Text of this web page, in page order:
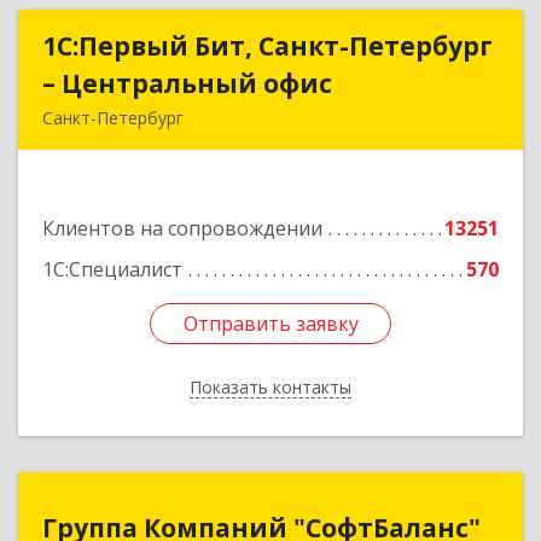
1С:Первый Бит, Санкт-Петербург
– Центральный офис
Санкт-Петербург
Клиентов на сопровождении
13251
1С:Специалист
570
Отправить заявку
Показать контакты
1С:Первый Бит, Санкт-Петербург
– Центральный офис
Отправить заявку
Назад
Группа Компаний "СофтБаланс"
Группа Компаний "СофтБаланс"